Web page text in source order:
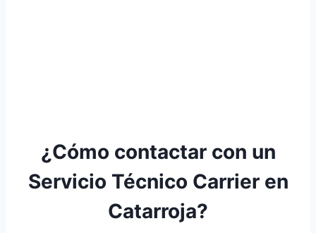
¿Cómo contactar con un
Servicio Técnico Carrier en
Catarroja?